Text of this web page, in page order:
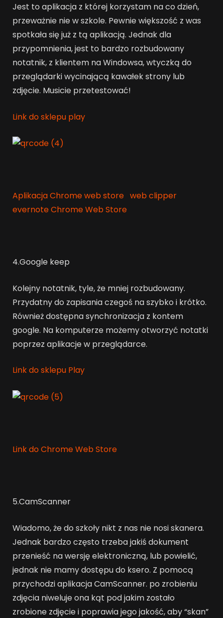
Jest to aplikacja z której korzystam na co dzień,
przeważnie nie w szkole. Pewnie większość z was
spotkała się już z tą aplikacją. Jednak dla
przypomnienia, jest to bardzo rozbudowany
notatnik, z klientem na Windowsa, wtyczką do
przeglądarki wycinającą kawałek strony lub
zdjęcie. Musicie przetestować!
Link do sklepu play
Aplikacja Chrome web store web clipper
evernote Chrome Web Store
4.Google keep
Kolejny notatnik, tyle, że mniej rozbudowany.
Przydatny do zapisania czegoś na szybko i krótko.
Również dostępna synchronizacja z kontem
google. Na komputerze możemy otworzyć notatki
poprzez aplikacje w przeglądarce.
Link do sklepu Play
Link do Chrome Web Store
5.CamScanner
Wiadomo, że do szkoły nikt z nas nie nosi skanera.
Jednak bardzo często trzeba jakiś dokument
przenieść na wersję elektroniczną, lub powielić,
jednak nie mamy dostępu do ksero. Z pomocą
przychodzi aplikacja CamScanner. po zrobieniu
zdjęcia niweluje ona kąt pod jakim zostało
zrobione zdjęcie i poprawia jego jakość, aby “skan”